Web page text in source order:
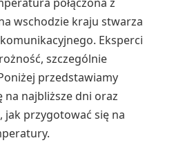
wschodzie kraju stwarza
Eksperci
szczególnie
przedstawiamy
na najbliższe dni oraz
jak przygotować się na